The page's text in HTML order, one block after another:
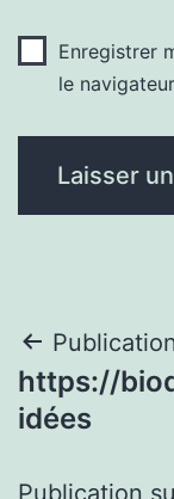
Enregistrer
le
de
https://
idées
Publication